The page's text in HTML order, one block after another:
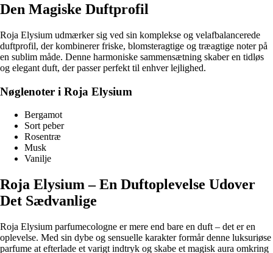
Den Magiske Duftprofil
Roja Elysium udmærker sig ved sin komplekse og velafbalancerede
duftprofil, der kombinerer friske, blomsteragtige og træagtige noter på
en sublim måde. Denne harmoniske sammensætning skaber en tidløs
og elegant duft, der passer perfekt til enhver lejlighed.
Nøglenoter i Roja Elysium
Bergamot
Sort peber
Rosentræ
Musk
Vanilje
Roja Elysium – En Duftoplevelse Udover
Det Sædvanlige
Roja Elysium parfumecologne er mere end bare en duft – det er en
oplevelse. Med sin dybe og sensuelle karakter formår denne luksuriøse
parfume at efterlade et varigt indtryk og skabe et magisk aura omkring